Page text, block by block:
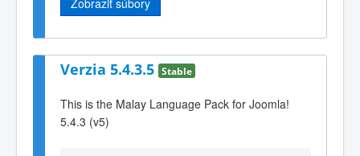
Verzia 5.4.3.5 Stable
This is the Malay Language Pack for Joomla!
5.4.3 (v5)